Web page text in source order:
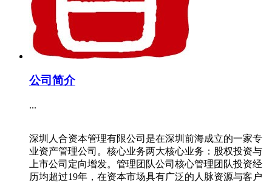
公司简介
...
深圳人合资本管理有限公司是在深圳前海成立的一家专
业资产管理公司。核心业务两大核心业务：股权投资与
上市公司定向增发。管理团队公司核心管理团队投资经
历均超过19年，在资本市场具有广泛的人脉资源与客户